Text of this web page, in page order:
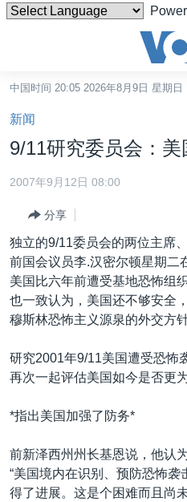
碍
链
跳
转
容
转
导
跳
转
检
港澳
国际
最新国际新闻
印太
欧洲
美洲
全球议题
分类新闻
经济·金融·贸易
科教·文娱·体健
劳工
环境
美中关系
白宫要闻
美中关系
美国建国250周年
埃博拉疫情
VOA视频
中文广播
关注我们
中国时间 20:05 2026年8月9日 星期日
新闻
9/11研究委员会：
2007年9月12日 08:00
分享
独立的9/11委员会的两位主席
前国会议员李.汉密尔顿星期二
美国比六年前遭受基地恐怖组
也一致认为，美国还不够安全
穆斯林恐怖主义源泉的外交方
研究2001年9/11美国遭受恐怖
再次一起评估美国如今是否更为
*指出美国加强了防务*
前新泽西州州长基恩说，他认
“美国境内在识别、预防恐怖
得了进展。这是个困难而且尚